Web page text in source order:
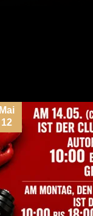
Mai
12